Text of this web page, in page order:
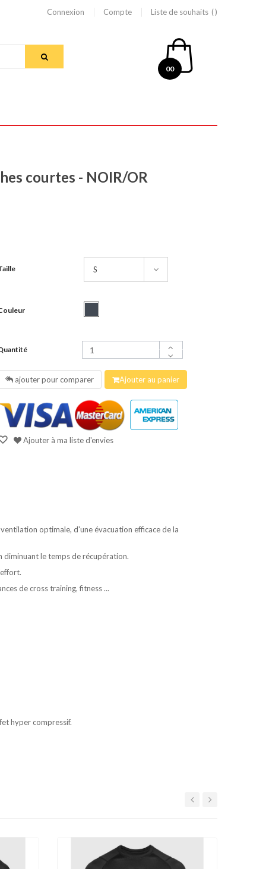
Connexion Compte Liste de souhaits
00
courtes - NOIR/OR
ajouter pour comparer Ajouter au panier
Ajouter à ma liste d'envies
optimale, d'une évacuation efficace de la
diminuant le temps de récupération.
de cross training, fitness ...
hyper compressif.